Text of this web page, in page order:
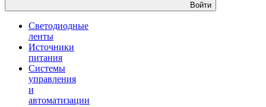
Войти
Светодиодные
ленты
Источники
питания
Системы
управления
и
автоматизации